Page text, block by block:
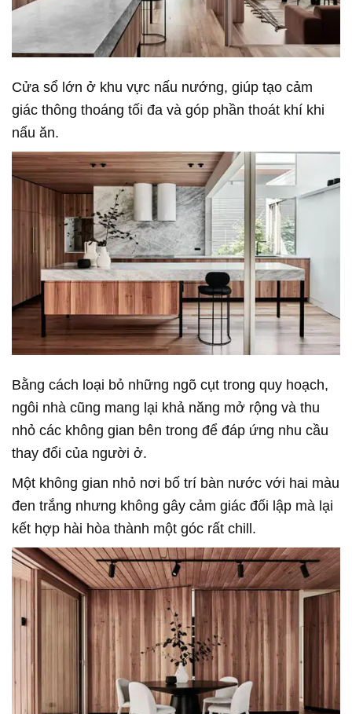
Cửa sổ lớn ở khu vực nấu nướng, giúp tạo cảm
giác thông thoáng tối đa và góp phần thoát khí khi
nấu ăn.
Bằng cách loại bỏ những ngõ cụt trong quy hoạch,
ngôi nhà cũng mang lại khả năng mở rộng và thu
nhỏ các không gian bên trong để đáp ứng nhu cầu
thay đổi của người ở.
Một không gian nhỏ nơi bố trí bàn nước với hai màu
đen trắng nhưng không gây cảm giác đối lập mà lại
kết hợp hài hòa thành một góc rất chill.